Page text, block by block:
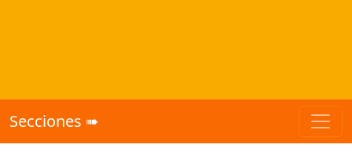
Secciones ➠